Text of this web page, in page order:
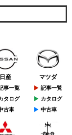
日産
事一覧
タログ
古車
マツダ
記事一覧
カタログ
中古車